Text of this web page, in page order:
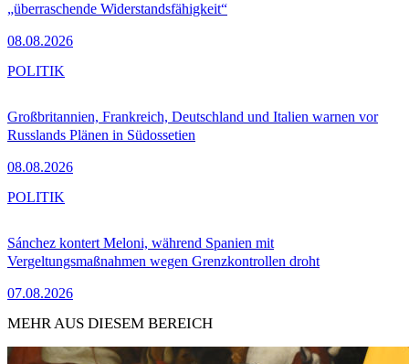
„überraschende Widerstandsfähigkeit“
08.08.2026
Großbritannien, Frankreich, Deutschland und Italien warnen vor
Russlands Plänen in Südossetien
08.08.2026
POLITIK
Sánchez kontert Meloni, während Spanien mit
Vergeltungsmaßnahmen wegen Grenzkontrollen droht
07.08.2026
POLITIK
MEHR AUS DIESEM BEREICH